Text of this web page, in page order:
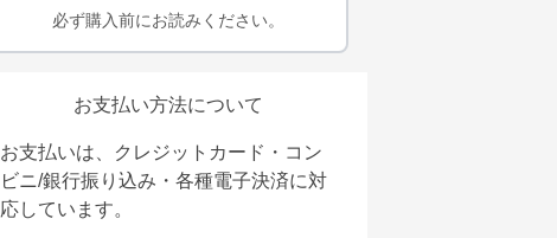
必ず購入前にお読みください。
お支払い方法について
お支払いは、クレジットカード・コン
ビニ/銀行振り込み・各種電子決済に対
応しています。